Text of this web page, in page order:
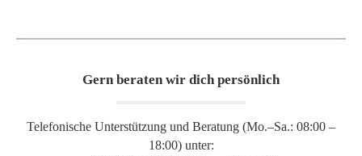
Gern beraten wir dich persönlich
Telefonische Unterstützung und Beratung (Mo.–Sa.: 08:00 –
18:00) unter: